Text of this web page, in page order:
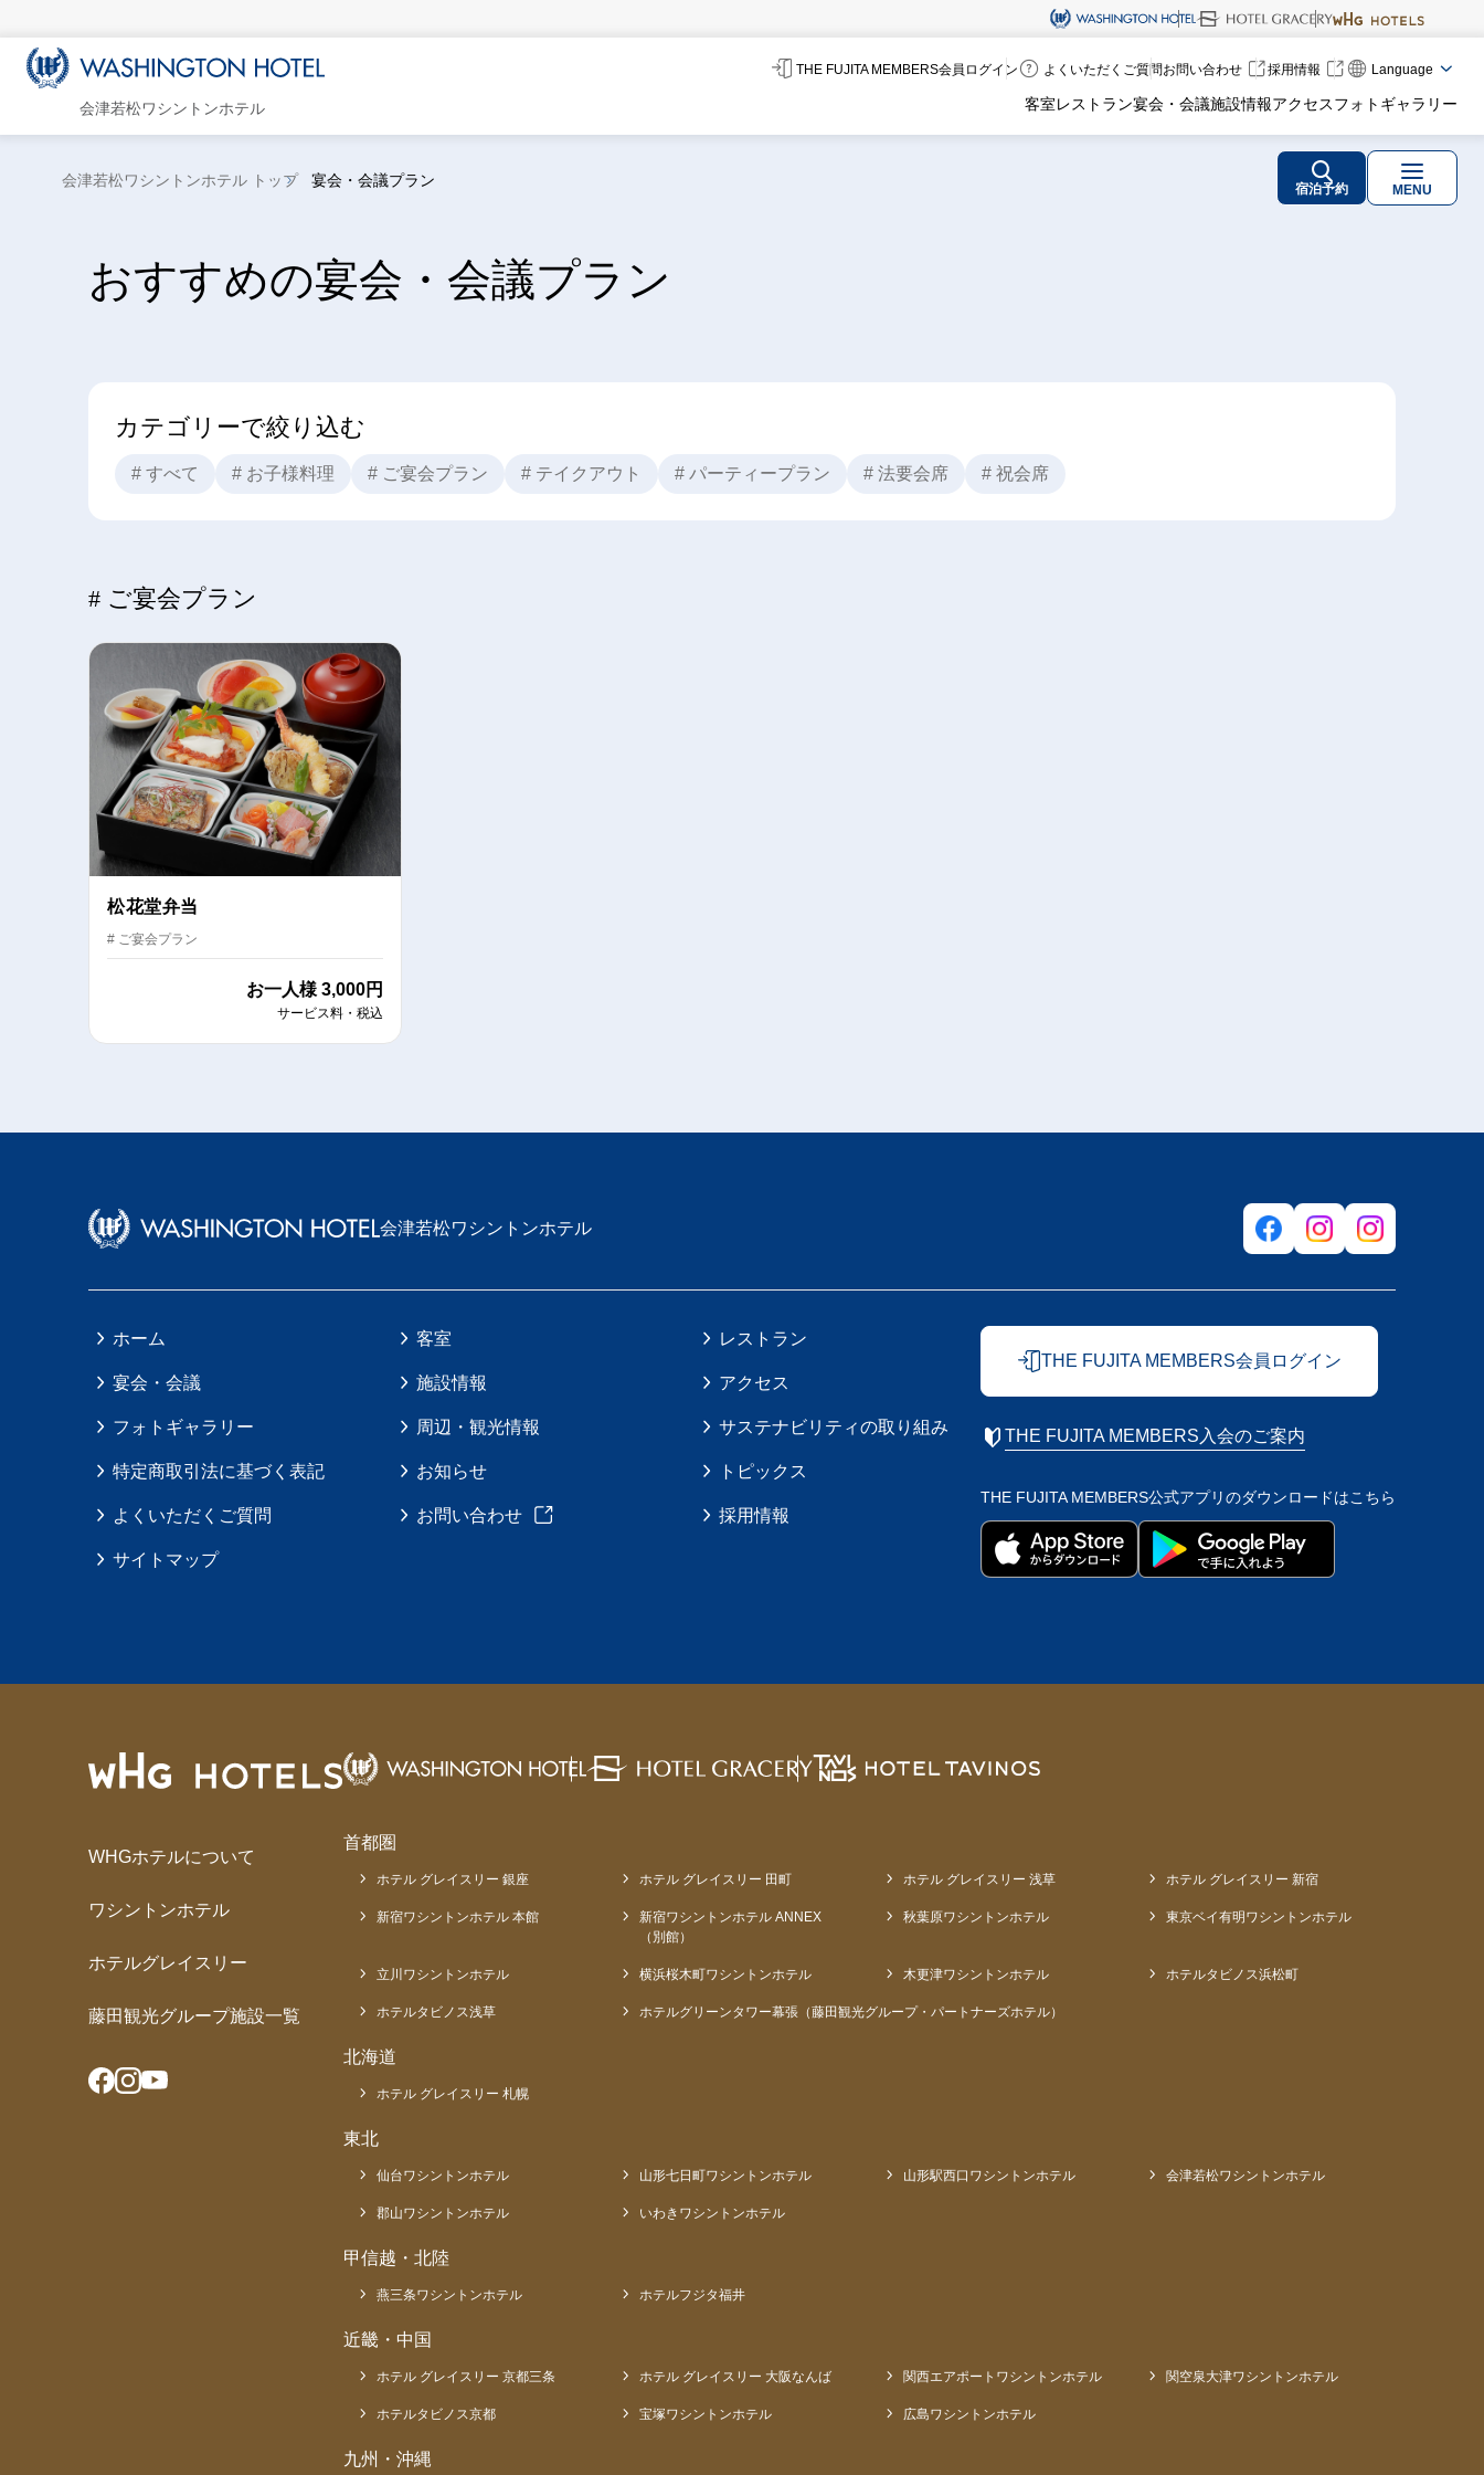
THE FUJITA MEMBERS会員ログイン よくいただくご質問お問い合わせ 採用情報 Language
会津若松ワシントンホテル 客室レストラン宴会・会議施設情報アクセスフォトギャラリー
宿泊予約 MENU
会津若松ワシントンホテル トップ 宴会・会議プラン
おすすめの宴会・会議プラン
カテゴリーで絞り込む
# すべて # お子様料理 # ご宴会プラン # テイクアウト # パーティープラン # 法要会席 # 祝会席
# ご宴会プラン
松花堂弁当
# ご宴会プラン
お一人様 3,000円
サービス料・税込
会津若松ワシントンホテル
ホーム 客室 レストラン
宴会・会議 施設情報 アクセス
フォトギャラリー 周辺・観光情報 サステナビリティの取り組み
特定商取引法に基づく表記 お知らせ トピックス
よくいただくご質問 お問い合わせ 採用情報
サイトマップ
THE FUJITA MEMBERS会員ログイン
THE FUJITA MEMBERS入会のご案内
THE FUJITA MEMBERS公式アプリのダウンロードはこちら
WHGホテルについて
ワシントンホテル
ホテルグレイスリー
藤田観光グループ施設一覧
首都圏
ホテル グレイスリー 銀座 ホテル グレイスリー 田町 ホテル グレイスリー 浅草 ホテル グレイスリー 新宿
新宿ワシントンホテル 本館
新宿ワシントンホテル ANNEX
（別館）
秋葉原ワシントンホテル 東京ベイ有明ワシントンホテル
立川ワシントンホテル 横浜桜木町ワシントンホテル 木更津ワシントンホテル ホテルタビノス浜松町
ホテルタビノス浅草 ホテルグリーンタワー幕張（藤田観光グループ・パートナーズホテル）
北海道
ホテル グレイスリー 札幌
東北
仙台ワシントンホテル 山形七日町ワシントンホテル 山形駅西口ワシントンホテル 会津若松ワシントンホテル
郡山ワシントンホテル いわきワシントンホテル
甲信越・北陸
燕三条ワシントンホテル ホテルフジタ福井
近畿・中国
ホテル グレイスリー 京都三条 ホテル グレイスリー 大阪なんば 関西エアポートワシントンホテル 関空泉大津ワシントンホテル
ホテルタビノス京都 宝塚ワシントンホテル 広島ワシントンホテル
九州・沖縄